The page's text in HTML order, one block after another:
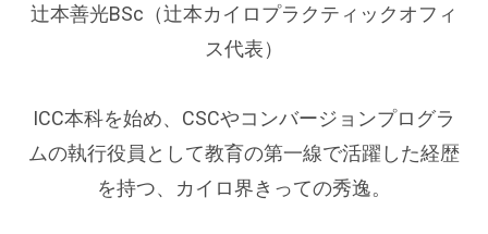
辻本善光BSc（辻本カイロプラクティックオフィ
ス代表）
ICC本科を始め、CSCやコンバージョンプログラ
ムの執行役員として教育の第一線で活躍した経歴
を持つ、カイロ界きっての秀逸。